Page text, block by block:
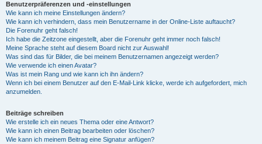
Benutzerpräferenzen und -einstellungen
Wie kann ich meine Einstellungen ändern?
Wie kann ich verhindern, dass mein Benutzername in der Online-Liste auftaucht?
Die Forenuhr geht falsch!
Ich habe die Zeitzone eingestellt, aber die Forenuhr geht immer noch falsch!
Meine Sprache steht auf diesem Board nicht zur Auswahl!
Was sind das für Bilder, die bei meinem Benutzernamen angezeigt werden?
Wie verwende ich einen Avatar?
Was ist mein Rang und wie kann ich ihn ändern?
Wenn ich bei einem Benutzer auf den E-Mail-Link klicke, werde ich aufgefordert, mich
anzumelden.
Beiträge schreiben
Wie erstelle ich ein neues Thema oder eine Antwort?
Wie kann ich einen Beitrag bearbeiten oder löschen?
Wie kann ich meinem Beitrag eine Signatur anfügen?